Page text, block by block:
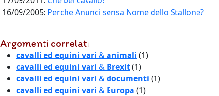
16/09/2005: Perche Anunci sensa Nome dello Stallone?
Argomenti correlati
cavalli ed equini vari &animali (1)
cavalli ed equini vari & Brexit(1)
cavalli ed equini vari &documenti (1)
cavalli ed equini vari & Europa (1)